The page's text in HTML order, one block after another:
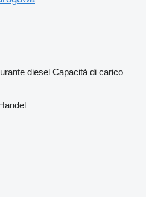
diesel Capacità di carico